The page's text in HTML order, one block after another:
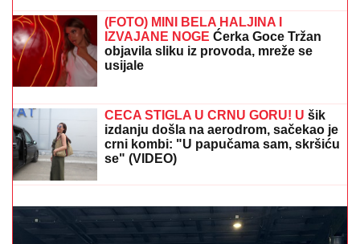
PUCALI U TEBE"Brutalno
oglašavanje Jovane Jeremić 5 dana
nakon veridbe Dragana Stankovića:
"Znali su šta rade"
objavila sliku iz provoda, mreže se
usijale